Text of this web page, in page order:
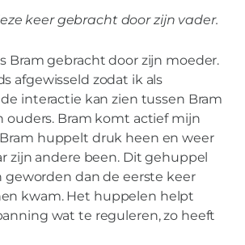
PARTNERS
vechten om mij
keer gebracht door zijn vader.
Bram gebracht door zijn moeder.
afgewisseld zodat ik als
interactie kan zien tussen Bram
ouders. Bram komt actief mijn
huppelt druk heen en weer
zijn andere been. Dit gehuppel
geworden dan de eerste keer
kwam. Het huppelen helpt
wat te reguleren, zo heeft